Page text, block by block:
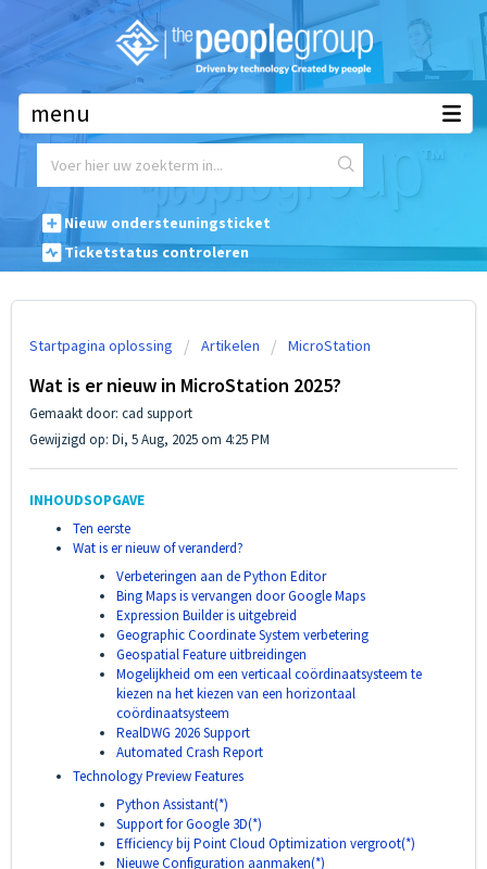
Nieuw ondersteuningsticket
Ticketstatus controleren
Startpagina oplossing Artikelen MicroStation
Wat is er nieuw in MicroStation 2025?
Gemaakt door: cad support
Gewijzigd op: Di, 5 Aug, 2025 om 4:25 PM
INHOUDSOPGAVE
Ten eerste
Wat is er nieuw of veranderd?
Verbeteringen aan de Python Editor
Bing Maps is vervangen door Google Maps
Expression Builder is uitgebreid
Geographic Coordinate System verbetering
Geospatial Feature uitbreidingen
Mogelijkheid om een verticaal coördinaatsysteem te
kiezen na het kiezen van een horizontaal
coördinaatsysteem
RealDWG 2026 Support
Automated Crash Report
Technology Preview Features
Python Assistant(*)
Support for Google 3D(*)
Efficiency bij Point Cloud Optimization vergroot(*)
Nieuwe Configuration aanmaken(*)